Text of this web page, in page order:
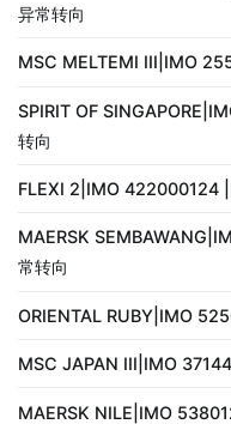
异常转向
MSC MELTEMI III|IMO
SPIRIT OF
转向
FLEXI 2|IMO 422000124
MAERSK
常转向
ORIENTAL RUBY|IMO
MSC JAPAN III|IMO
MAERSK NILE|IMO